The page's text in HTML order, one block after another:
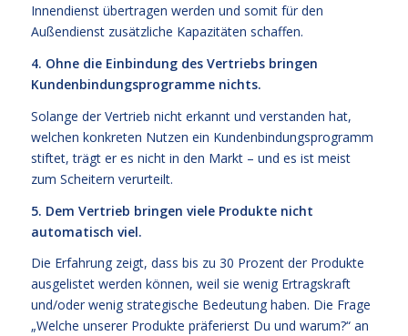
Innendienst übertragen werden und somit für den
Außendienst zusätzliche Kapazitäten schaffen.
4. Ohne die Einbindung des Vertriebs bringen
Kundenbindungsprogramme nichts.
Solange der Vertrieb nicht erkannt und verstanden hat,
welchen konkreten Nutzen ein Kundenbindungsprogramm
stiftet, trägt er es nicht in den Markt – und es ist meist
zum Scheitern verurteilt.
5. Dem Vertrieb bringen viele Produkte nicht
automatisch viel.
Die Erfahrung zeigt, dass bis zu 30 Prozent der Produkte
ausgelistet werden können, weil sie wenig Ertragskraft
und/oder wenig strategische Bedeutung haben. Die Frage
„Welche unserer Produkte präferierst Du und warum?“ an